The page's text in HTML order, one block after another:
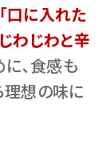
｢口に入れた
わじわと辛
に､食感も
想の味に